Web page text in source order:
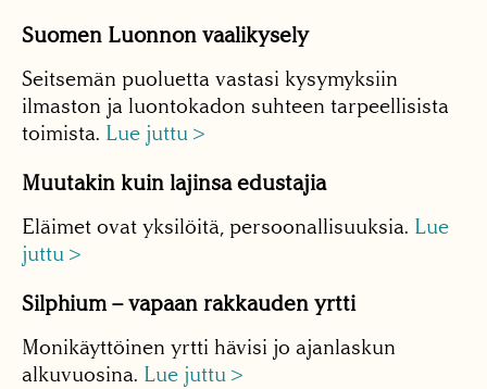
Suomen Luonnon vaalikysely
Seitsemän puoluetta vastasi kysymyksiin
ilmaston ja luontokadon suhteen tarpeellisista
toimista. Lue juttu >
Muutakin kuin lajinsa edustajia
Eläimet ovat yksilöitä, persoonallisuuksia. Lue
juttu >
Silphium – vapaan rakkauden yrtti
Monikäyttöinen yrtti hävisi jo ajanlaskun
alkuvuosina. Lue juttu >